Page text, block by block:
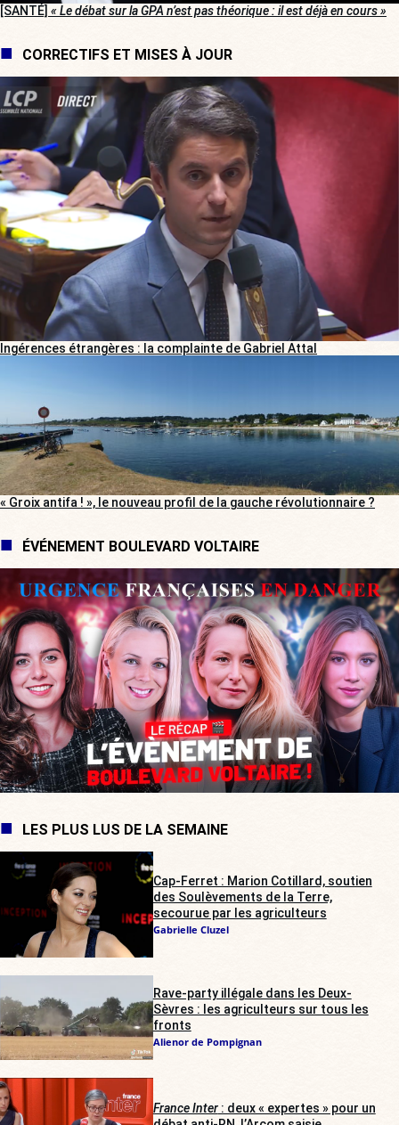
[SANTÉ] « Le débat sur la GPA n’est pas théorique : il est déjà en cours »
CORRECTIFS ET MISES À JOUR
Ingérences étrangères : la complainte de Gabriel Attal
« Groix antifa ! », le nouveau profil de la gauche révolutionnaire ?
ÉVÉNEMENT BOULEVARD VOLTAIRE
LES PLUS LUS DE LA SEMAINE
Cap-Ferret : Marion Cotillard, soutien
des Soulèvements de la Terre,
secourue par les agriculteurs
Gabrielle Cluzel
Rave-party illégale dans les Deux-
Sèvres : les agriculteurs sur tous les
fronts
Alienor de Pompignan
France Inter: deux « expertes » pour un